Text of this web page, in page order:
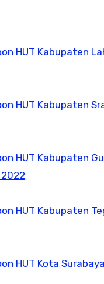
HUT Kabupaten
HUT Kabupaten
HUT Kabupaten
2022
HUT Kabupaten
HUT Kota